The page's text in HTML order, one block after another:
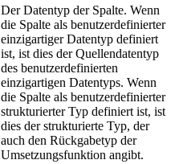
Der Datentyp der Spalte. Wenn
die Spalte als benutzerdefinierter
einzigartiger Datentyp definiert
ist, ist dies der Quellendatentyp
des benutzerdefinierten
einzigartigen Datentyps. Wenn
die Spalte als benutzerdefinierter
strukturierter Typ definiert ist, ist
dies der strukturierte Typ, der
auch den Rückgabetyp der
Umsetzungsfunktion angibt.